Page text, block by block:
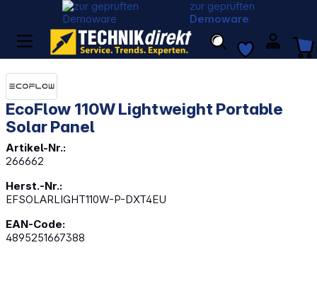
zur geprüften
Demoware
EcoFlow 110W Lightweight Portable
Solar Panel
Artikel-Nr.:
266662
Herst.-Nr.:
EFSOLARLIGHT110W-P-DXT4EU
EAN-Code:
4895251667388